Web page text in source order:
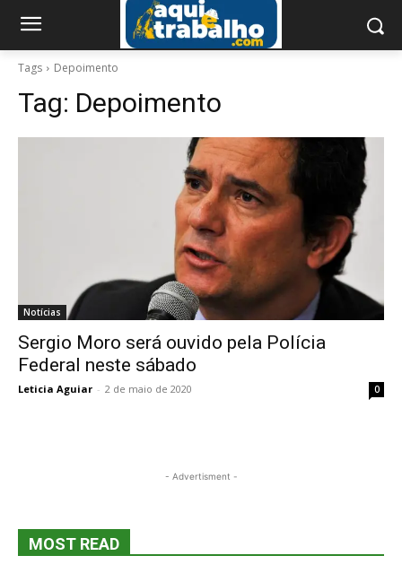
Tags Depoimento
Tag: Depoimento
Notícias
Sergio Moro será ouvido pela Polícia
Federal neste sábado
Leticia Aguiar - 2 de maio de 2020 0
- Advertisment -
MOST READ